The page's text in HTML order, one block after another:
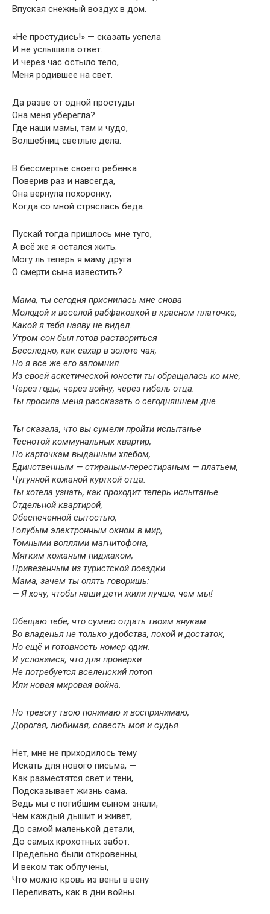
Впуская снежный воздух в дом.
«Не простудись!» — сказать успела
И не услышала ответ.
И через час остыло тело,
Меня родившее на свет.
Да разве от одной простуды
Она меня уберегла?
Где наши мамы, там и чудо,
Волшебниц светлые дела.
В бессмертье своего ребёнка
Поверив раз и навсегда,
Она вернула похоронку,
Когда со мной стряслась беда.
Пускай тогда пришлось мне туго,
А всё же я остался жить.
Могу ль теперь я маму друга
О смерти сына известить?
Мама, ты сегодня приснилась мне снова
Молодой и весёлой рабфаковкой в красном платочке,
Какой я тебя наяву не видел.
Утром сон был готов раствориться
Бесследно, как сахар в золоте чая,
Но я всё же его запомнил.
Из своей аскетической юности ты обращалась ко мне,
Через годы, через войну, через гибель отца.
Ты просила меня рассказать о сегодняшнем дне.
Ты сказала, что вы сумели пройти испытанье
Теснотой коммунальных квартир,
По карточкам выданным хлебом,
Единственным — стираным-перестираным — платьем,
Чугунной кожаной курткой отца.
Ты хотела узнать, как проходит теперь испытанье
Отдельной квартирой,
Обеспеченной сытостью,
Голубым электронным окном в мир,
Томными воплями магнитофона,
Мягким кожаным пиджаком,
Привезённым из туристской поездки…
Мама, зачем ты опять говоришь:
— Я хочу, чтобы наши дети жили лучше, чем мы!
Обещаю тебе, что сумею отдать твоим внукам
Во владенья не только удобства, покой и достаток,
Но ещё и готовность номер один.
И условимся, что для проверки
Не потребуется вселенский потоп
Или новая мировая война.
Но тревогу твою понимаю и воспринимаю,
Дорогая, любимая, совесть моя и судья.
Нет, мне не приходилось тему
Искать для нового письма, —
Как разместятся свет и тени,
Подсказывает жизнь сама.
Ведь мы с погибшим сыном знали,
Чем каждый дышит и живёт,
До самой маленькой детали,
До самых крохотных забот.
Предельно были откровенны,
И веком так облучены,
Что можно кровь из вены в вену
Переливать, как в дни войны.